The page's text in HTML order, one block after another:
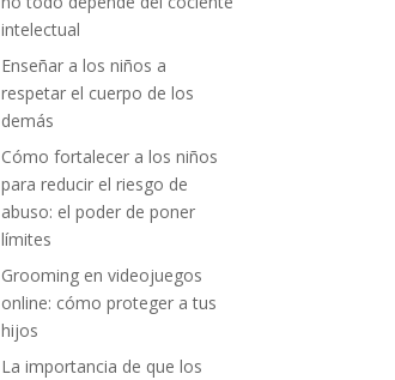
intelectual
Enseñar a los niños a
respetar el cuerpo de los
demás
Cómo fortalecer a los niños
para reducir el riesgo de
abuso: el poder de poner
límites
Grooming en videojuegos
online: cómo proteger a tus
hijos
La importancia de que los